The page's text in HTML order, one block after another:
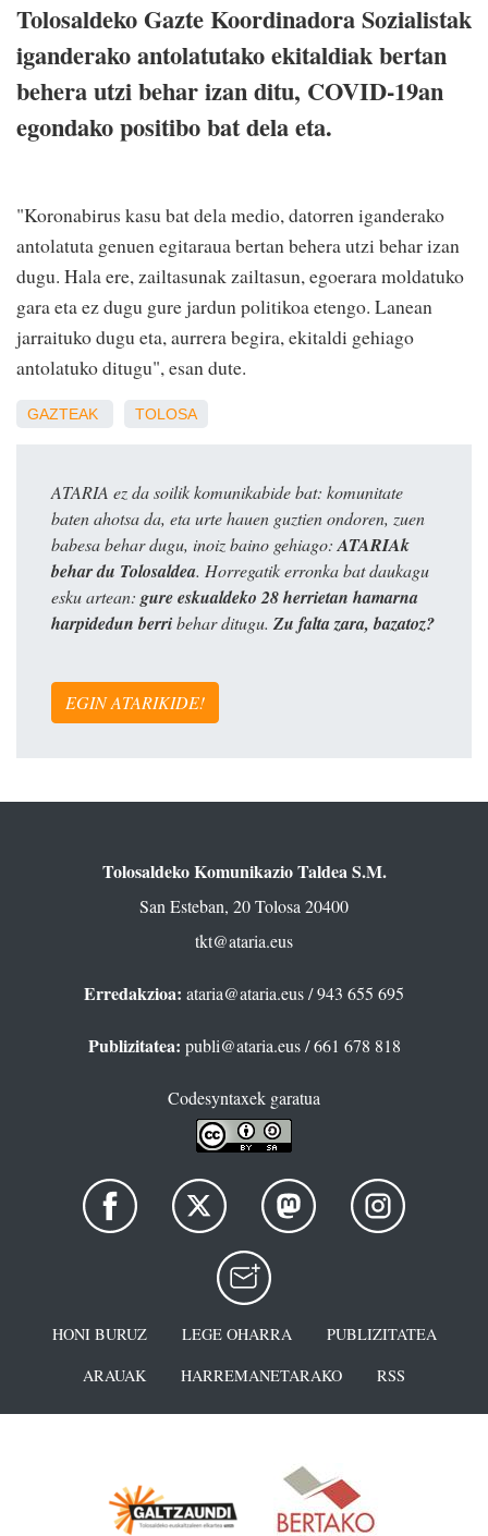
Tolosaldeko Gazte Koordinadora Sozialistak
iganderako antolatutako ekitaldiak bertan
behera utzi behar izan ditu, COVID-19an
egondako positibo bat dela eta.
"Koronabirus kasu bat dela medio, datorren iganderako
antolatuta genuen egitaraua bertan behera utzi behar izan
dugu. Hala ere, zailtasunak zailtasun, egoerara moldatuko
gara eta ez dugu gure jardun politikoa etengo. Lanean
jarraituko dugu eta, aurrera begira, ekitaldi gehiago
antolatuko ditugu", esan dute.
GAZTEAK TOLOSA
ATARIA ez da soilik komunikabide bat: komunitate
baten ahotsa da, eta urte hauen guztien ondoren, zuen
babesa behar dugu, inoiz baino gehiago:ATARIAk
behar du Tolosaldea. Horregatik erronka bat daukagu
esku artean: gure eskualdeko 28 herrietan hamarna
harpidedun berribehar ditugu. Zu falta zara, bazatoz?
EGIN ATARIKIDE!
Tolosaldeko Komunikazio Taldea S.M.
San Esteban, 20 Tolosa 20400
tkt@ataria.eus
Erredakzioa: ataria@ataria.eus/ 943 655 695
Publizitatea: publi@ataria.eus/ 661 678 818
Codesyntaxek garatua
HONI BURUZ LEGE OHARRA
PUBLIZITATEA
ARAUAK
HARREMANETARAKO RSS